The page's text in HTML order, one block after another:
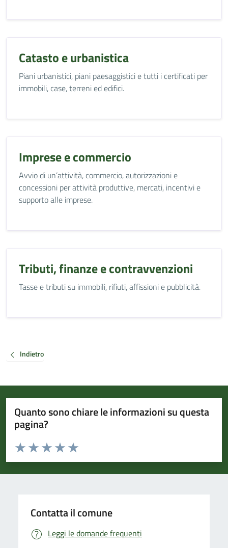
Catasto e urbanistica
Piani urbanistici, piani paesaggistici e tutti i certificati per
immobili, case, terreni ed edifici.
Imprese e commercio
Avvio di un’attività, commercio, autorizzazioni e
concessioni per attività produttive, mercati, incentivi e
supporto alle imprese.
Tributi, finanze e contravvenzioni
Tasse e tributi su immobili, rifiuti, affissioni e pubblicità.
Indietro
Quanto sono chiare le informazioni su questa
pagina?
Valuta da 1 a 5 stelle la pagina
Valuta 5 stelle su 5
Valuta 4 stelle su 5
Valuta 3 stelle su 5
Valuta 2 stelle su 5
Valuta 1 stelle su 5
Contatta il comune
Leggi le domande frequenti